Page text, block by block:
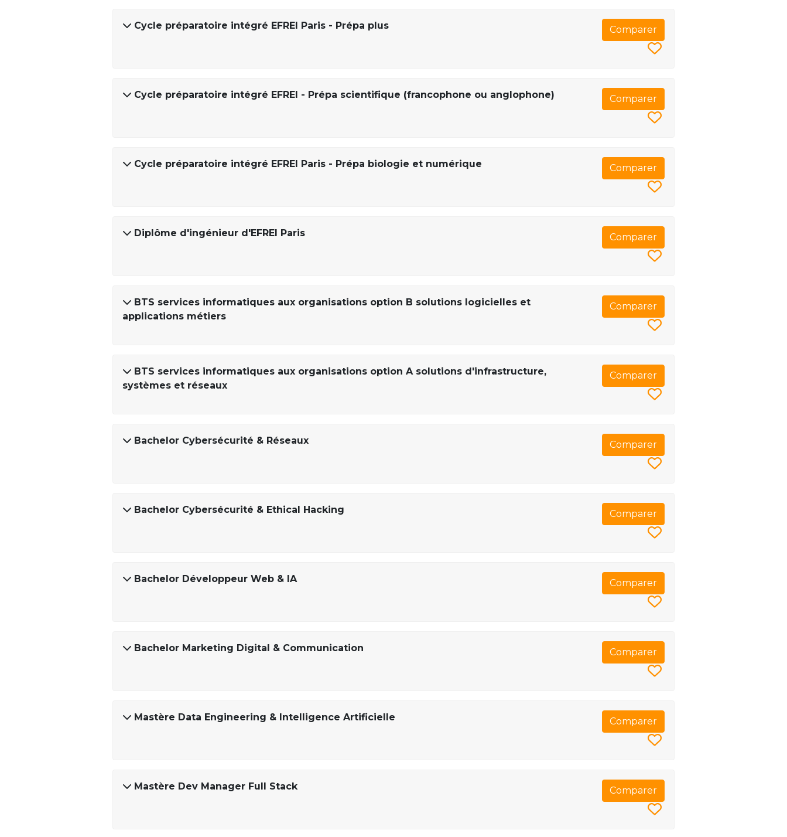
Cycle préparatoire intégré EFREI Paris - Prépa plus Comparer
Cycle préparatoire intégré EFREI - Prépa scientifique (francophone ou anglophone) Comparer
Cycle préparatoire intégré EFREI Paris - Prépa biologie et numérique Comparer
Diplôme d'ingénieur d'EFREI Paris Comparer
BTS services informatiques aux organisations option B solutions logicielles et
applications métiers
Comparer
BTS services informatiques aux organisations option A solutions d'infrastructure,
systèmes et réseaux
Comparer
Bachelor Cybersécurité & Réseaux Comparer
Bachelor Cybersécurité & Ethical Hacking Comparer
Bachelor Développeur Web & IA Comparer
Bachelor Marketing Digital & Communication Comparer
Mastère Data Engineering & Intelligence Artificielle Comparer
Mastère Dev Manager Full Stack Comparer